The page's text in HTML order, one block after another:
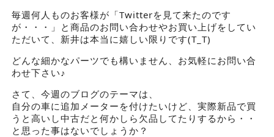
毎週何人ものお客様が「Twitterを見て来たのです
が・・・」と商品のお問い合わせやお買い上げをしてい
ただいて、新井は本当に嬉しい限りです(T_T)
どんな細かなパーツでも構いません、お気軽にお問い合
わせ下さい♪
さて、今週のブログのテーマは、
自分の車に追加メーターを付けたいけど、実際新品で買
うと高いし中古だと何かしら欠品してたりするから・・
と思った事はないでしょうか？